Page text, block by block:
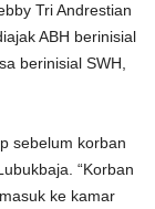
Tri Andrestian
ABH berinisial
berinisial SWH,
sebelum korban
“Korban
ke kamar